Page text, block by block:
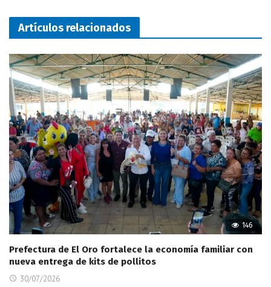
Artículos relacionados
146
Prefectura de El Oro fortalece la economía familiar con
nueva entrega de kits de pollitos
30/07/2026